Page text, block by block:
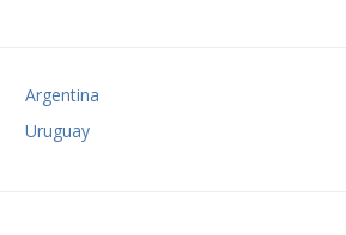
Argentina
Uruguay